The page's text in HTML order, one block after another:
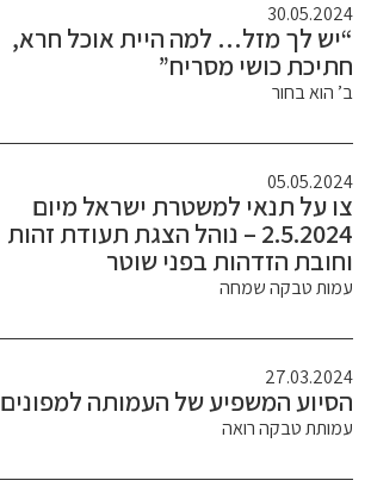
30.05.2024
“יש לך מזל… למה היית אוכל חרא,
חתיכת כושי מסריח”
ב’ הוא בחור
05.05.2024
צו על תנאי למשטרת ישראל מיום
2.5.2024 – נוהל הצגת תעודת זהות
וחובת הזדהות בפני שוטר
עמות טבקה שמחה
27.03.2024
הסיוע המשפיע של העמותה למפונים
עמותת טבקה רואה